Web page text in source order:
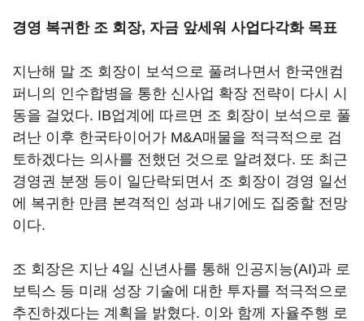
경영 복귀한 조 회장, 자금 앞세워 사업다각화 목표
지난해 말 조 회장이 보석으로 풀려나면서 한국앤컴
퍼니의 인수합병을 통한 신사업 확장 전략이 다시 시
동을 걸었다. IB업계에 따르면 조 회장이 보석으로 풀
려난 이후 한국타이어가 M&A매물을 적극적으로 검
토하겠다는 의사를 전했던 것으로 알려졌다. 또 최근
경영권 분쟁 등이 일단락되면서 조 회장이 경영 일선
에 복귀한 만큼 본격적인 성과 내기에도 집중할 전망
이다.
조 회장은 지난 4일 신년사를 통해 인공지능(AI)과 로
보틱스 등 미래 성장 기술에 대한 투자를 적극적으로
추진하겠다는 계획을 밝혔다. 이와 함께 자율주행 로